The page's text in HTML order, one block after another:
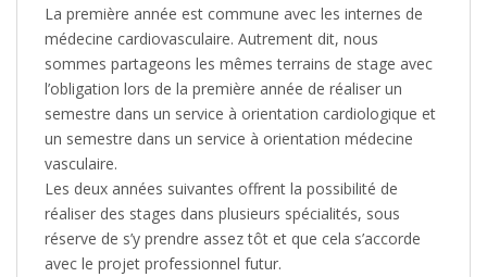
La première année est commune avec les internes de
médecine cardiovasculaire. Autrement dit, nous
sommes partageons les mêmes terrains de stage avec
l’obligation lors de la première année de réaliser un
semestre dans un service à orientation cardiologique et
un semestre dans un service à orientation médecine
vasculaire.
Les deux années suivantes offrent la possibilité de
réaliser des stages dans plusieurs spécialités, sous
réserve de s’y prendre assez tôt et que cela s’accorde
avec le projet professionnel futur.